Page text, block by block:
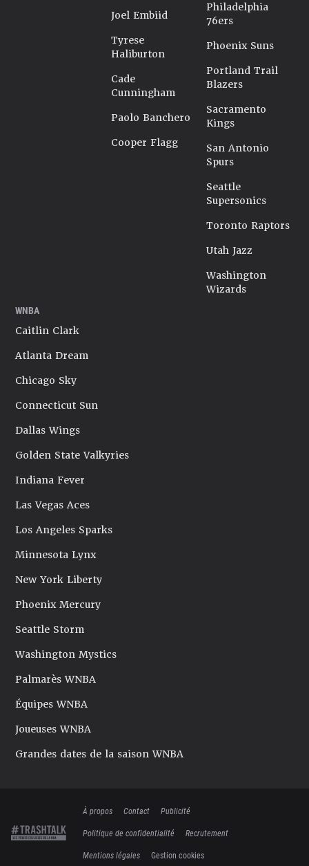
Joel Embiid
Tyrese
Haliburton
Cade
Cunningham
Paolo Banchero
Cooper Flagg
Philadelphia
76ers
Phoenix Suns
Portland Trail
Blazers
Sacramento
Kings
San Antonio
Spurs
Seattle
Supersonics
Toronto Raptors
Utah Jazz
Washington
Wizards
WNBA
Caitlin Clark
Atlanta Dream
Chicago Sky
Connecticut Sun
Dallas Wings
Golden State Valkyries
Indiana Fever
Las Vegas Aces
Los Angeles Sparks
Minnesota Lynx
New York Liberty
Phoenix Mercury
Seattle Storm
Washington Mystics
Palmarès WNBA
Équipes WNBA
Joueuses WNBA
Grandes dates de la saison WNBA
À propos Contact
Publicité
Politique de confidentialité
Recrutement
Mentions légales
Gestion cookies